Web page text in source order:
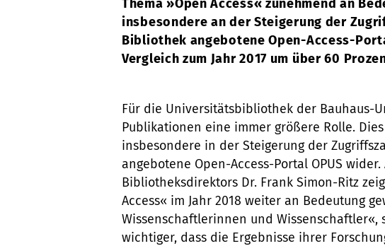
Thema »Open Access« zunehmend an
insbesondere an der Steigerung der
Bibliothek angebotene Open-Access-
Vergleich zum Jahr 2017 um über 60
Für die Universitätsbibliothek der Bauhaus-
Publikationen eine immer größere Rolle.
insbesondere in der Steigerung der
angebotene Open-Access-Portal OPUS
Bibliotheksdirektors Dr. Frank Simon-Ritz
Access« im Jahr 2018 weiter an Bedeutung
Wissenschaftlerinnen und Wissenschaftler«,
wichtiger, dass die Ergebnisse ihrer